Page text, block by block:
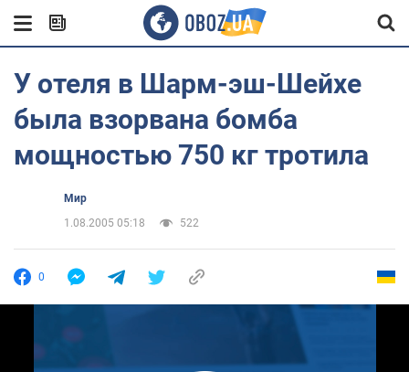
У отеля в Шарм-эш-Шейхе
была взорвана бомба
мощностью 750 кг тротила
Мир
1.08.2005 05:18
522
0